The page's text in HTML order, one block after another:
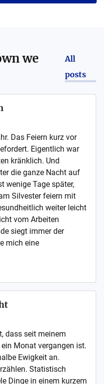
we
All
posts
Das Feiern kurz vor
Eigentlich war
kränklich. Und
die ganze Nacht auf
wenige Tage später,
Silvester feiern mit
weiter leicht
vom Arbeiten
siegt immer der
mich eine
dass seit meinem
Monat vergangen ist.
Ewigkeit an.
Statistisch
Dinge in einem kurzem